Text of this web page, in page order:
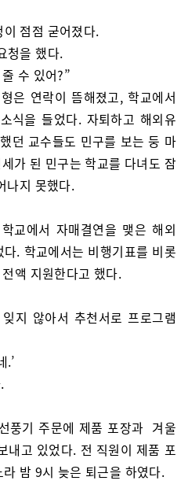
점점 굳어졌다.
청을 했다.
수 있어?”
은 연락이 뜸해졌고, 학교에서
식을 들었다. 자퇴하고 해외유
던 교수들도 민구를 보는 둥 마
가 된 민구는 학교를 다녀도 잠
나지 못했다.
교에서 자매결연을 맺은 해외
. 학교에서는 비행기표를 비롯
액 지원한다고 했다.
지 않아서 추천서로 프로그램
.’
풍기 주문에 제품 포장과 겨울
내고 있었다. 전 직원이 제품 포
밤 9시 늦은 퇴근을 하였다.